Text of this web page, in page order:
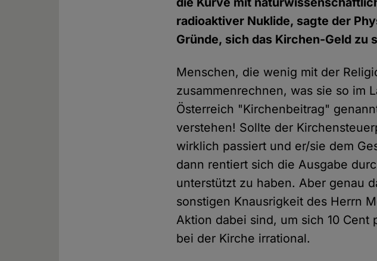
radioaktiver Nuklide, sagte der
Gründe, sich das Kirchen-Geld zu
Menschen, die wenig mit der
zusammenrechnen, was sie so im
Österreich "Kirchenbeitrag"
verstehen! Sollte der
wirklich passiert und er/sie dem
dann rentiert sich die Ausgabe
unterstützt zu haben. Aber genau
sonstigen Knausrigkeit des Herrn
Aktion dabei sind, um sich 10
bei der Kirche irrational.